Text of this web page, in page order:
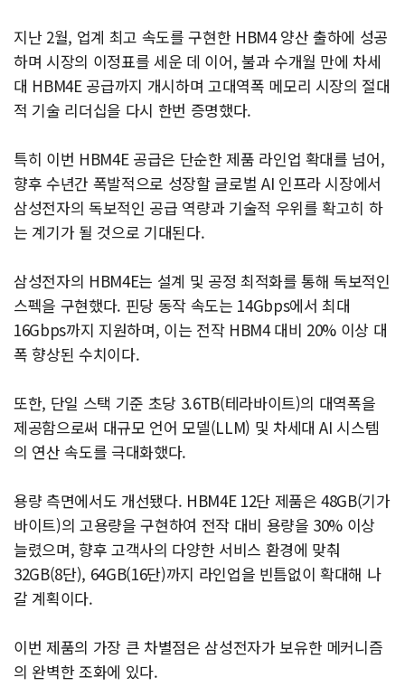
지난 2월, 업계 최고 속도를 구현한 HBM4 양산 출하에 성공
하며 시장의 이정표를 세운 데 이어, 불과 수개월 만에 차세
대 HBM4E 공급까지 개시하며 고대역폭 메모리 시장의 절대
적 기술 리더십을 다시 한번 증명했다.
특히 이번 HBM4E 공급은 단순한 제품 라인업 확대를 넘어,
향후 수년간 폭발적으로 성장할 글로벌 AI 인프라 시장에서
삼성전자의 독보적인 공급 역량과 기술적 우위를 확고히 하
는 계기가 될 것으로 기대된다.
삼성전자의 HBM4E는 설계 및 공정 최적화를 통해 독보적인
스펙을 구현했다. 핀당 동작 속도는 14Gbps에서 최대
16Gbps까지 지원하며, 이는 전작 HBM4 대비 20% 이상 대
폭 향상된 수치이다.
또한, 단일 스택 기준 초당 3.6TB(테라바이트)의 대역폭을
제공함으로써 대규모 언어 모델(LLM) 및 차세대 AI 시스템
의 연산 속도를 극대화했다.
용량 측면에서도 개선됐다. HBM4E 12단 제품은 48GB(기가
바이트)의 고용량을 구현하여 전작 대비 용량을 30% 이상
늘렸으며, 향후 고객사의 다양한 서비스 환경에 맞춰
32GB(8단), 64GB(16단)까지 라인업을 빈틈없이 확대해 나
갈 계획이다.
이번 제품의 가장 큰 차별점은 삼성전자가 보유한 메커니즘
의 완벽한 조화에 있다.